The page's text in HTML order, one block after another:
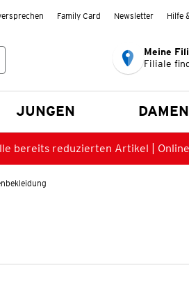
Family Card Newsletter Hilfe
Meine
Filiale
JUNGEN DAMEN
bereits reduzierten Artikel |